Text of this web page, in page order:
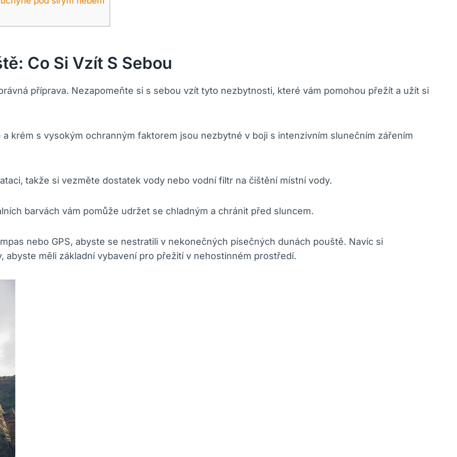
Co Si Vzít S Sebou
příprava. Nezapomeňte si s sebou vzít tyto nezbytnosti, které vám pomohou přežít a užít si
krém s vysokým ochranným faktorem jsou nezbytné v boji s intenzivním slunečním zářením
takže si vezměte dostatek vody nebo vodní filtr na čištění místní vody.
barvách vám pomůže udržet se chladným a chránit před sluncem.
nebo GPS, abyste se nestratili v nekonečných písečných dunách pouště. Navíc si
abyste měli základní vybavení pro přežití v nehostinném prostředí.